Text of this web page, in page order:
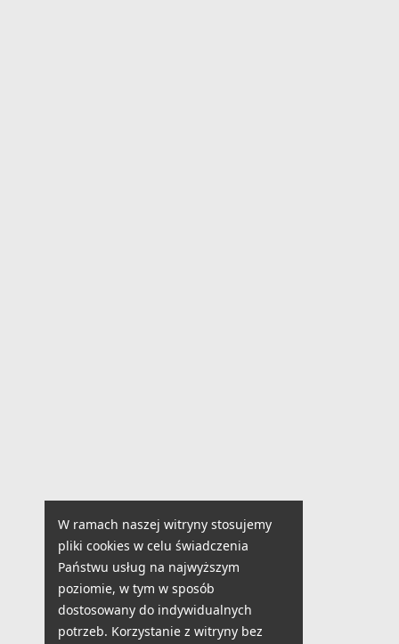
W ramach naszej witryny stosujemy
pliki cookies w celu świadczenia
Państwu usług na najwyższym
poziomie, w tym w sposób
dostosowany do indywidualnych
potrzeb. Korzystanie z witryny bez